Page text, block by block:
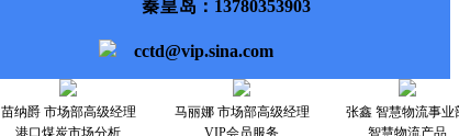
秦皇岛 ：13780353903
cctd@vip.sina.com
苗纳爵 市场部高级经理
港口煤炭市场分析
马丽娜 市场部高级经理
VIP会员服务
张鑫 智慧物流事业
智慧物流产品